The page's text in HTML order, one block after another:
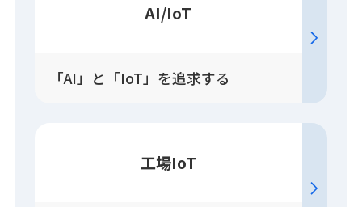
AI/IoT
「AI」と「IoT」を追求する
工場IoT